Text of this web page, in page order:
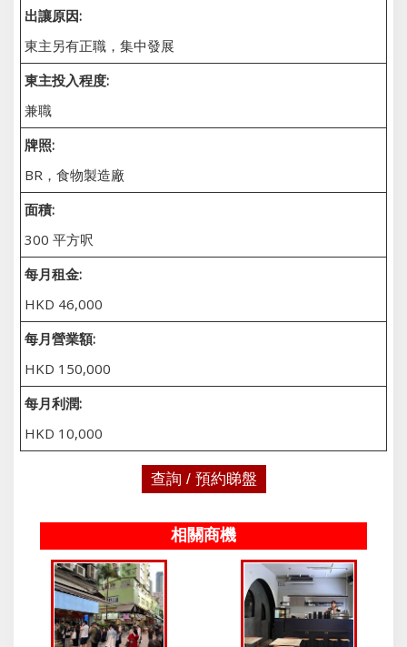
出讓原因:
東主另有正職，集中發展
東主投入程度:
兼職
牌照:
BR，食物製造廠
面積:
300 平方呎
每月租金:
HKD 46,000
每月營業額:
HKD 150,000
每月利潤:
HKD 10,000
查詢 / 預約睇盤
相關商機